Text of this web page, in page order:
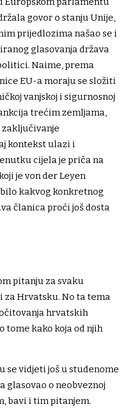
govor o stanju Unije,
prijedlozima našao se i
glasovanja država
Naime, prema
EU-a moraju se složiti
vanjskoj i sigurnosnoj
trećim zemljama,
kontekst ulazi i
cijela je priča na
je von der Leyen
kakvog konkretnog
članica proći još dosta
pitanju za svaku
za Hrvatsku. No ta tema
hrvatskih
tome kako koja od njih
se vidjeti još u studenome
glasovao o neobveznoj
bavi i tim pitanjem.